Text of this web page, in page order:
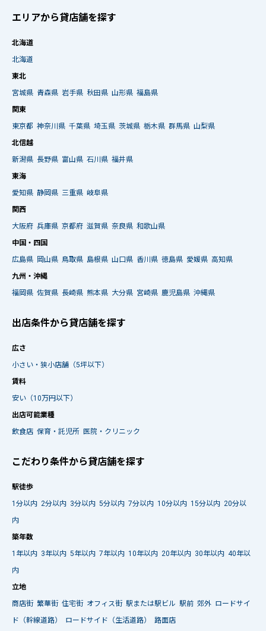
エリアから貸店舗を探す
北海道
北海道
東北
宮城県 青森県 岩手県 秋田県 山形県 福島県
関東
東京都 神奈川県 千葉県 埼玉県 茨城県 栃木県 群馬県 山梨県
北信越
新潟県 長野県 富山県 石川県 福井県
東海
愛知県 静岡県 三重県 岐阜県
関西
大阪府 兵庫県 京都府 滋賀県 奈良県 和歌山県
中国・四国
広島県 岡山県 鳥取県 島根県 山口県 香川県 徳島県 愛媛県 高知県
九州・沖縄
福岡県 佐賀県 長崎県 熊本県 大分県 宮崎県 鹿児島県 沖縄県
出店条件から貸店舗を探す
広さ
小さい・狭小店舗（5坪以下）
賃料
安い（10万円以下）
出店可能業種
飲食店 保育・託児所 医院・クリニック
こだわり条件から貸店舗を探す
駅徒歩
1分以内 2分以内 3分以内 5分以内 7分以内 10分以内 15分以内 20分以
内
築年数
1年以内 3年以内 5年以内 7年以内 10年以内 20年以内 30年以内 40年以
内
立地
商店街 繁華街 住宅街 オフィス街 駅または駅ビル 駅前 郊外 ロードサイ
ド（幹線道路）
ロードサイド（生活道路）
路面店